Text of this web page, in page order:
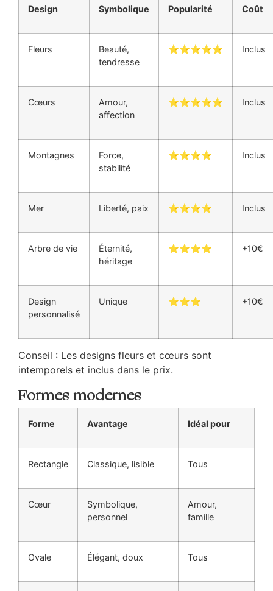
Design Symbolique Popularité Coût
Fleurs
Beauté,
tendresse
⭐⭐⭐⭐⭐ Inclus
Cœurs
Amour,
affection
⭐⭐⭐⭐⭐ Inclus
Montagnes
Force,
stabilité
⭐⭐⭐⭐ Inclus
Mer Liberté, paix ⭐⭐⭐⭐ Inclus
Arbre de vie
Éternité,
héritage
⭐⭐⭐⭐ +10€
Design
personnalisé
Unique ⭐⭐⭐ +10€
Conseil : Les designs fleurs et cœurs sont
intemporels et inclus dans le prix.
Formes modernes
Forme Avantage Idéal pour
Rectangle Classique, lisible Tous
Cœur
Symbolique,
personnel
Amour,
famille
Ovale Élégant, doux Tous